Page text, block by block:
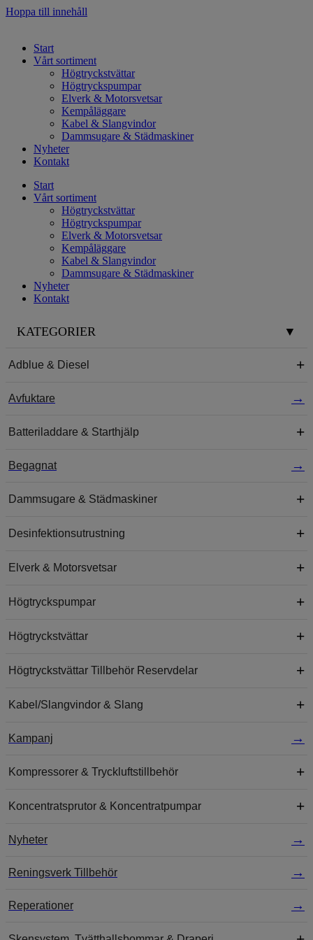
Hoppa till innehåll
Start
Vårt sortiment
Högtryckstvättar
Högtryckspumpar
Elverk & Motorsvetsar
Kempåläggare
Kabel & Slangvindor
Dammsugare & Städmaskiner
Nyheter
Kontakt
Start
Vårt sortiment
Högtryckstvättar
Högtryckspumpar
Elverk & Motorsvetsar
Kempåläggare
Kabel & Slangvindor
Dammsugare & Städmaskiner
Nyheter
Kontakt
KATEGORIER ▼
Adblue & Diesel
Avfuktare
Batteriladdare & Starthjälp
Begagnat
Dammsugare & Städmaskiner
Desinfektionsutrustning
Elverk & Motorsvetsar
Högtryckspumpar
Högtryckstvättar
Högtryckstvättar Tillbehör Reservdelar
Kabel/Slangvindor & Slang
Kampanj
Kompressorer & Tryckluftstillbehör
Koncentratsprutor & Koncentratpumpar
Nyheter
Reningsverk Tillbehör
Reperationer